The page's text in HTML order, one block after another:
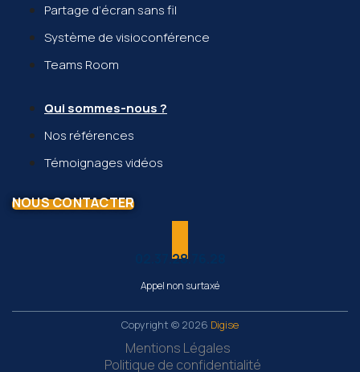
Partage d’écran sans fil
Système de visioconférence
Teams Room
Qui sommes-nous ?
Nos références
Témoignages vidéos
NOUS CONTACTER
02.37.28.76.28
Appel non surtaxé
Copyright © 2026 Digise
Mentions Légales
Politique de confidentialité